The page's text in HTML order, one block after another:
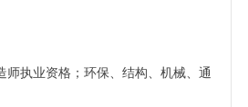
师执业资格；环保、结构、机械、通